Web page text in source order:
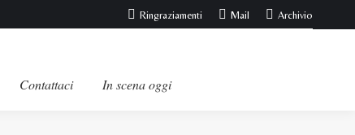
Ringraziamenti Mail Archivio
Contattaci In scena oggi